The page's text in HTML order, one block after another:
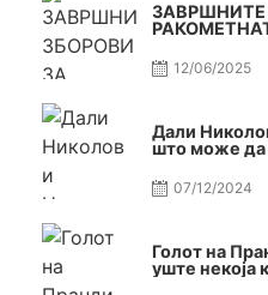
ЗАВРШНИТЕ
12/06/2025
Дали
што може да
07/12/2024
Голот на
уште